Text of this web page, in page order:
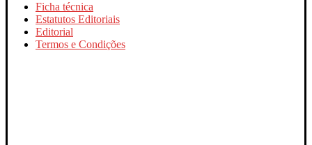
Ficha técnica
Estatutos Editoriais
Editorial
Termos e Condições